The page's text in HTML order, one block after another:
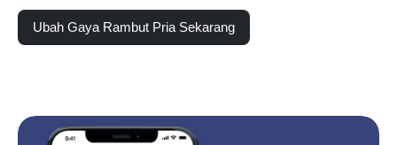
Ubah Gaya Rambut Pria Sekarang